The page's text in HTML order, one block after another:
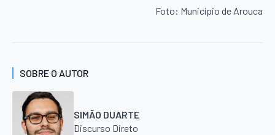
Foto: Município de Arouca
SOBRE O AUTOR
SIMÃO DUARTE
Discurso Direto